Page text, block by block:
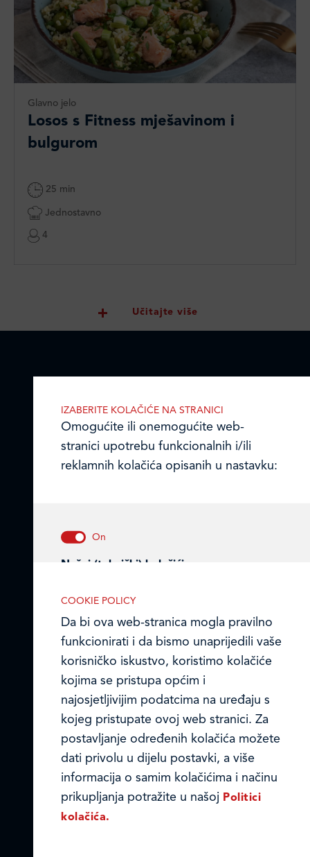
Glavno jelo
Losos s Fitness mješavinom i
bulgurom
25 min
Jednostavno
4
Učitajte više
LEDO PLUS D.O.O.
Ulica Julija Knifera 10,
10000 Zagreb, Hrvatska
Matični broj (MB): 4938763
Ledo u inozemstvu
Online formular
Obavijest o Privatnosti i Kolačići
Privacy notice and Cookies
© LEDO plus d.o.o. 2026.
COOKIE POLICY
Da bi ova web-stranica mogla pravilno
funkcionirati i da bismo unaprijedili vaše
korisničko iskustvo, koristimo kolačiće
kojima se pristupa općim i
najosjetljivijim podatcima na uređaju s
kojeg pristupate ovoj web stranici. Za
postavljanje određenih kolačića možete
dati privolu u dijelu postavki, a više
informacija o samim kolačićima i načinu
prikupljanja potražite u našoj Politici
kolačića.
IZABERITE KOLAČIĆE NA STRANICI
Omogućite ili onemogućite web-
stranici upotrebu funkcionalnih i/ili
reklamnih kolačića opisanih u nastavku:
Nužni (tehnički) kolačići
stranica ne može pravilno funkcionirati,
a isključiti ih možete mijenjanjem
postavki u svome web-pregledniku.
Analitički kolačići
Analitički kolačići pomažu nam
unaprijediti web-stranicu prikupljanjem i
analizom podataka o njeziinu korištenju.